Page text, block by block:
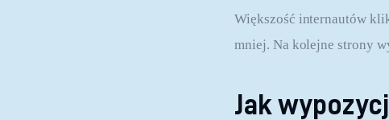
Większość internautów
mniej. Na kolejne strony
Jak